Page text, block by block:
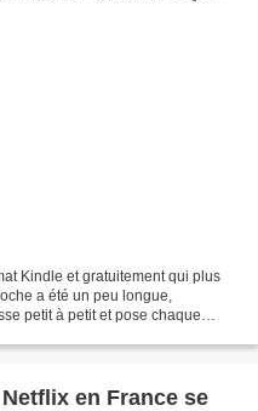
Kindle et gratuitement qui plus
a été un peu longue,
petit à petit et pose chaque
en France se